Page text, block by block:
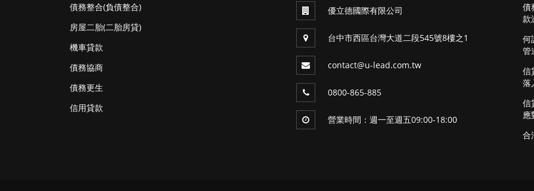
債務整合(負債整合)
房屋二胎(二胎房貸)
機車貸款
債務協商
債務更生
信用貸款
優立德國際有限公司
台中市西區台灣大道二段545號8樓之1
contact@u-lead.com.tw
0800-865-885
營業時間：週一至週五09:00-18:00
債
款
何
管
信
落
信
應
合